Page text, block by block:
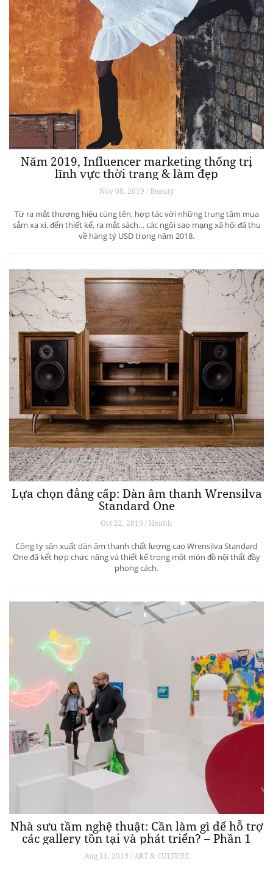
Năm 2019, Influencer marketing thống trị
lĩnh vực thời trang & làm đẹp
Nov 08, 2019 / Beauty
Từ ra mắt thương hiệu cùng tên, hợp tác với những trung tâm mua
sắm xa xỉ, đến thiết kế, ra mắt sách… các ngôi sao mạng xã hội đã thu
về hàng tỷ USD trong năm 2018.
Lựa chọn đẳng cấp: Dàn âm thanh Wrensilva
Standard One
Oct 22, 2019 / Health
Công ty sản xuất dàn âm thanh chất lượng cao Wrensilva Standard
One đã kết hợp chức năng và thiết kế trong một món đồ nội thất đầy
phong cách.
Nhà sưu tầm nghệ thuật: Cần làm gì để hỗ trợ
các gallery tồn tại và phát triển? – Phần 1
Aug 11, 2019 / ART & CULTURE